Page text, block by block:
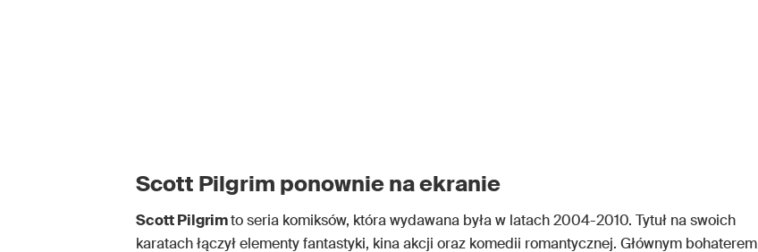
Scott Pilgrim ponownie na ekranie
Scott Pilgrimto seria komiksów, która wydawana była w latach 2004-2010. Tytuł na swoich
karatach łączył elementy fantastyki, kina akcji oraz komedii romantycznej. Głównym bohaterem